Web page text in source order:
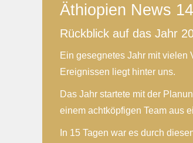
Äthiopien News
Rückblick auf das Jahr
Ein gesegnetes Jahr mit vielen
Ereignissen liegt hinter uns.
Das Jahr startete mit der
einem achtköpfigen Team aus
In 15 Tagen war es durch